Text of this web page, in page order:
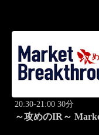
20:30-21:00 30分
～攻めのIR～